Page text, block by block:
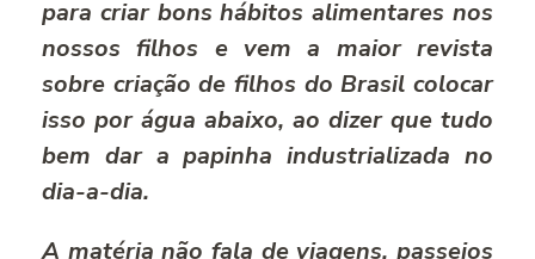
para criar bons hábitos alimentares nos
nossos filhos e vem a maior revista
sobre criação de filhos do Brasil colocar
isso por água abaixo, ao dizer que tudo
bem dar a papinha industrializada no
dia-a-dia.
A matéria não fala de viagens, passeios